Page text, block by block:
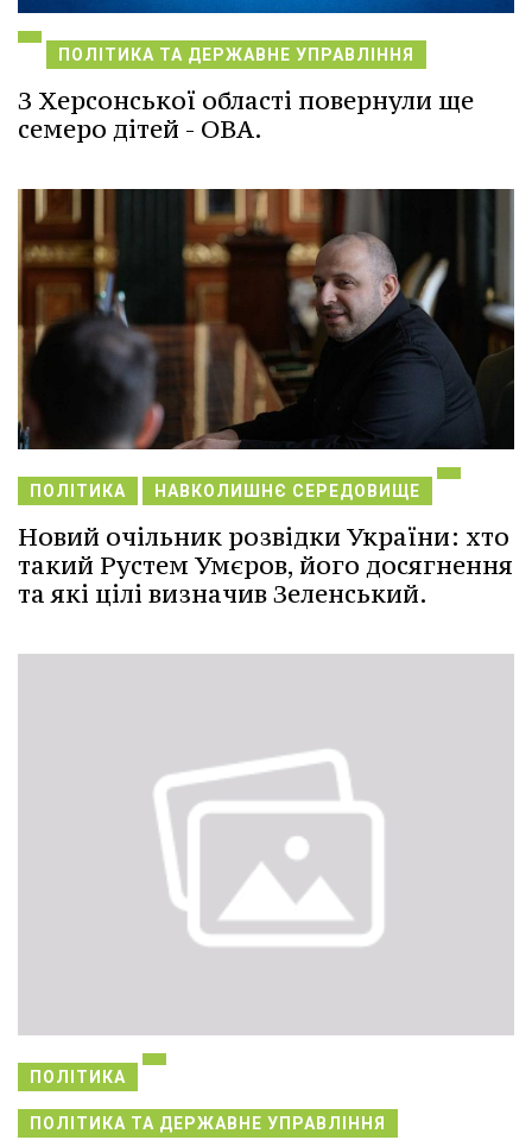
ПОЛІТИКА ТА ДЕРЖАВНЕ УПРАВЛІННЯ
З Херсонської області повернули ще
семеро дітей - ОВА.
ПОЛІТИКА НАВКОЛИШНЄ СЕРЕДОВИЩЕ
Новий очільник розвідки України: хто
такий Рустем Умєров, його досягнення
та які цілі визначив Зеленський.
ПОЛІТИКА
ПОЛІТИКА ТА ДЕРЖАВНЕ УПРАВЛІННЯ